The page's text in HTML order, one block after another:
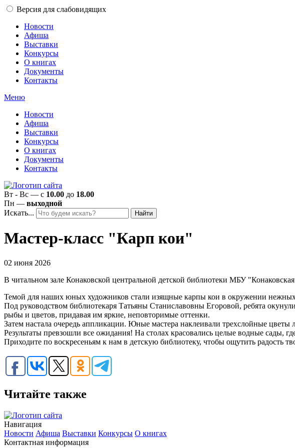
Версия для слабовидящих
Новости
Афиша
Выставки
Конкурсы
О книгах
Документы
Контакты
Меню
Новости
Афиша
Выставки
Конкурсы
О книгах
Документы
Контакты
Вт - Вс — с 10.00 до 18.00
Пн — выходной
Искать...
Найти
Мастер-класс "Карп кои"
02 июня 2026
В читальном зале Конаковской центральной детской библиотеки МБУ
Темой для наших юных художников стали изящные карпы кои в окружении нежных
Под руководством библиотекаря Татьяны Станиславовны Егоровой, ребята
рыбы и цветов, придавая им яркие, неповторимые оттенки.
Затем настала очередь аппликации. Юные мастера наклеивали трехслойные цветы
Результаты превзошли все ожидания! На столах красовались целые водные сады,
Приходите по воскресеньям к нам в детскую библиотеку, чтобы ощутить радость
Читайте также
Навигация
Новости Афиша Выставки Конкурсы О книгах
Контактная информация